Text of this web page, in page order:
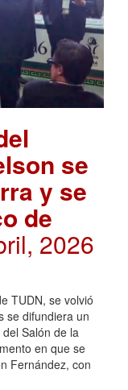
se
y se
de
2026
TUDN, se volvió
se difundiera un
Salón de la
en que se
Fernández, con